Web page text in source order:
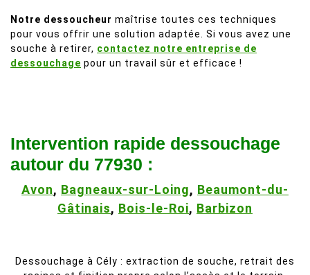
Notre dessoucheur maîtrise toutes ces techniques
pour vous offrir une solution adaptée. Si vous avez une
souche à retirer, contactez notre entreprise de
dessouchage pour un travail sûr et efficace !
Intervention rapide dessouchage
autour du 77930 :
Avon, Bagneaux-sur-Loing, Beaumont-du-
Gâtinais, Bois-le-Roi, Barbizon
Dessouchage à Cély : extraction de souche, retrait des